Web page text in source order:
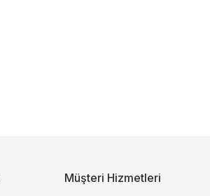
Müşteri Hizmetleri